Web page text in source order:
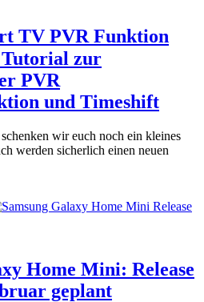
TV PVR Funktion
zur
PVR
und Timeshift
wir euch noch ein kleines
werden sicherlich einen neuen
Home Mini: Release
geplant